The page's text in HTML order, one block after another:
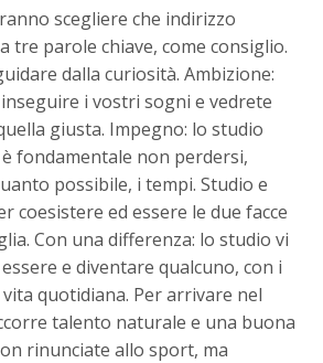
scegliere che indirizzo
tre parole chiave, come consiglio.
dalla curiosità. Ambizione:
i vostri sogni e vedrete
giusta. Impegno: lo studio
fondamentale non perdersi,
possibile, i tempi. Studio e
coesistere ed essere le due facce
Con una differenza: lo studio vi
e diventare qualcuno, con i
quotidiana. Per arrivare nel
talento naturale e una buona
rinunciate allo sport, ma